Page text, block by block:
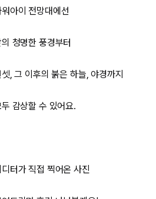
워아이 전망대에선
의 청명한 풍경부터
, 그 이후의 붉은 하늘, 야경까지
감상할 수 있어요.
터가 직접 찍어온 사진